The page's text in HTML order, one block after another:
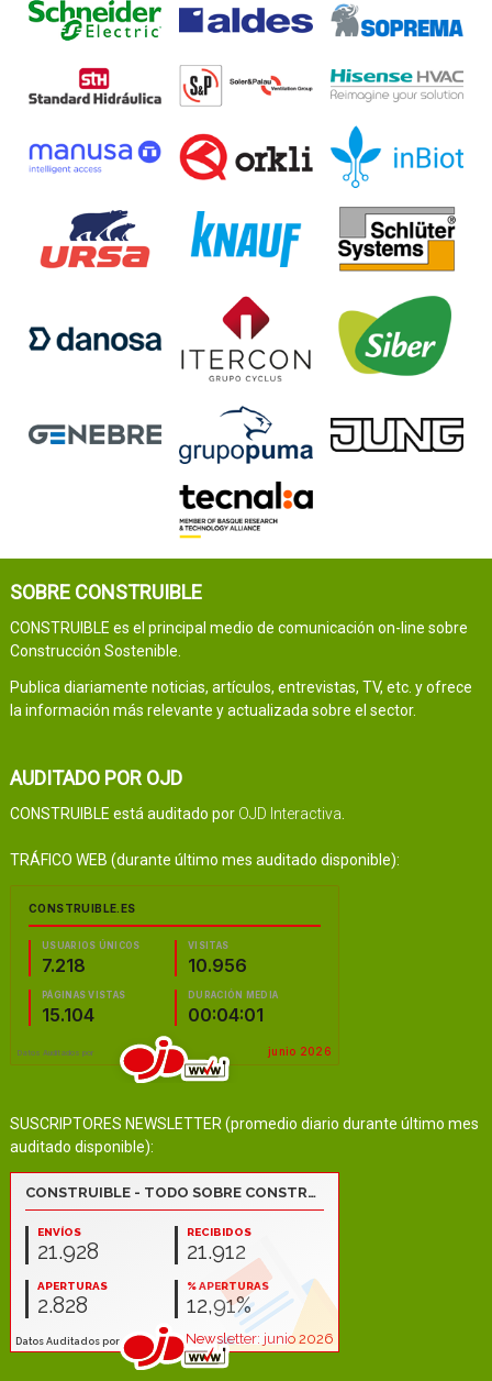
SOBRE CONSTRUIBLE
CONSTRUIBLE es el principal medio de comunicación on-line sobre
Construcción Sostenible.
Publica diariamente noticias, artículos, entrevistas, TV, etc. y ofrece
la información más relevante y actualizada sobre el sector.
AUDITADO POR OJD
CONSTRUIBLE está auditado por OJD Interactiva
TRÁFICO WEB (durante último mes auditado disponible):
SUSCRIPTORES NEWSLETTER (promedio diario durante último mes
auditado disponible):